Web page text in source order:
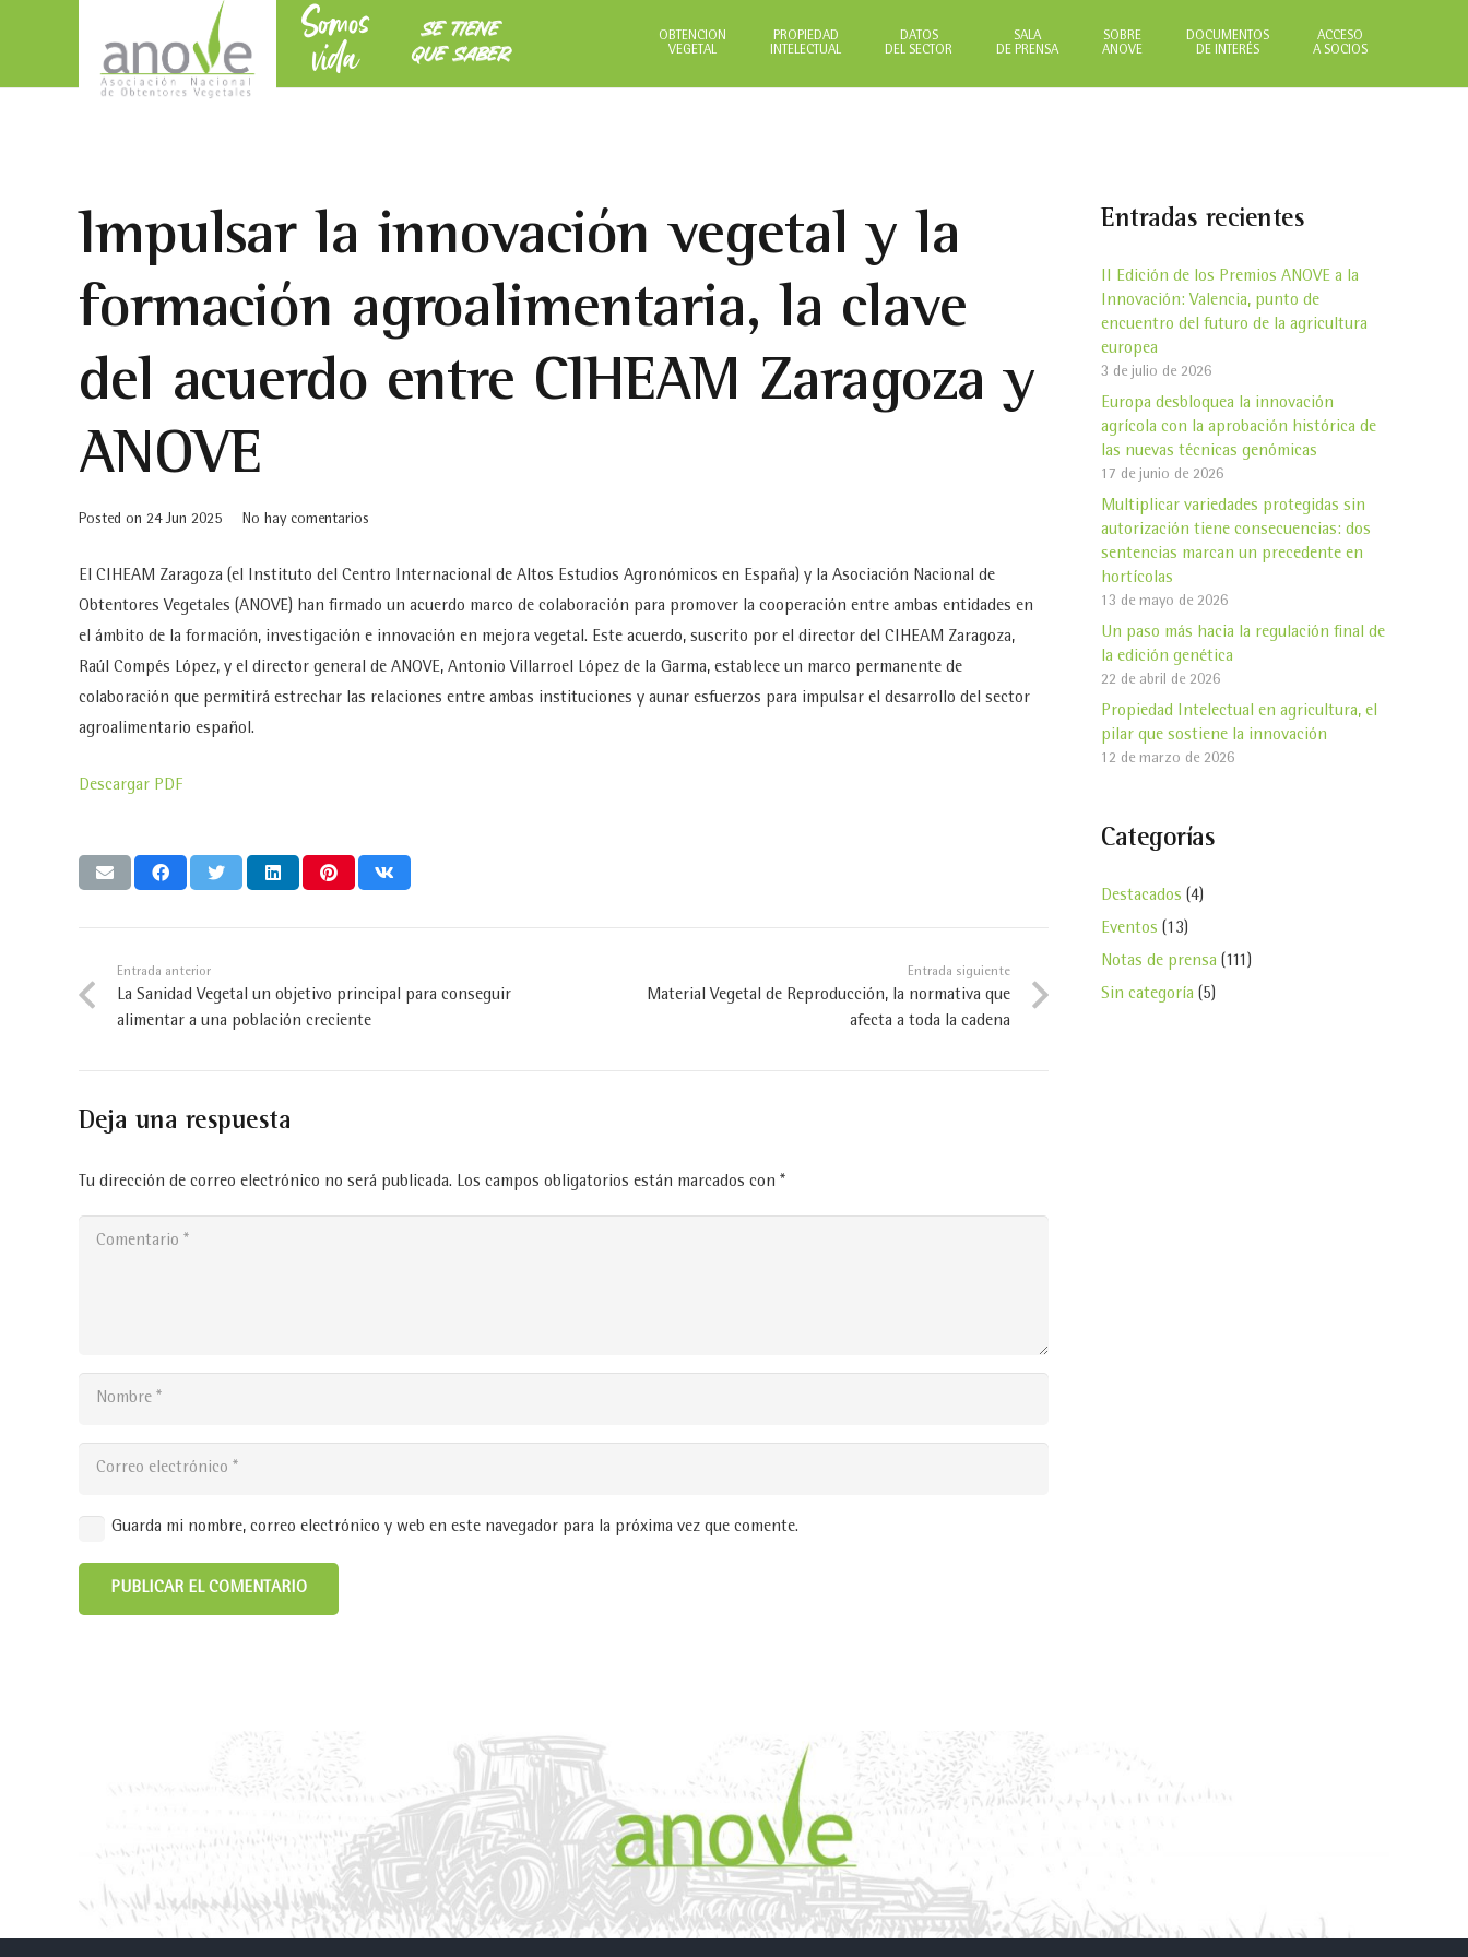
Somos
vida
SE TIENE
QUE SABER
OBTENCIÓN
VEGETAL
PROPIEDAD
INTELECTUAL
DATOS
DEL SECTOR
SALA
DE PRENSA
SOBRE
ANOVE
DOCUMENTOS
DE INTERÉS
ACCESO
A SOCIOS
Impulsar la innovación vegetal y la
formación agroalimentaria, la clave
del acuerdo entre CIHEAM Zaragoza y
ANOVE
Posted on 24 Jun 2025 No hay comentarios
El CIHEAM Zaragoza (el Instituto del Centro Internacional de Altos Estudios Agronómicos en España) y la Asociación Nacional de
Obtentores Vegetales (ANOVE) han firmado un acuerdo marco de colaboración para promover la cooperación entre ambas entidades en
el ámbito de la formación, investigación e innovación en mejora vegetal. Este acuerdo, suscrito por el director del CIHEAM Zaragoza,
Raúl Compés López, y el director general de ANOVE, Antonio Villarroel López de la Garma, establece un marco permanente de
colaboración que permitirá estrechar las relaciones entre ambas instituciones y aunar esfuerzos para impulsar el desarrollo del sector
agroalimentario español.
Descargar PDF
Entrada anterior
La Sanidad Vegetal un objetivo principal para conseguir
alimentar a una población creciente
Entrada siguiente
Material Vegetal de Reproducción, la normativa que
afecta a toda la cadena
Deja una respuesta
Tu dirección de correo electrónico no será publicada. Los campos obligatorios están marcados con *
Guarda mi nombre, correo electrónico y web en este navegador para la próxima vez que comente.
PUBLICAR EL COMENTARIO
Entradas recientes
II Edición de los Premios ANOVE a la
Innovación: Valencia, punto de
encuentro del futuro de la agricultura
europea
3 de julio de 2026
Europa desbloquea la innovación
agrícola con la aprobación histórica de
las nuevas técnicas genómicas
17 de junio de 2026
Multiplicar variedades protegidas sin
autorización tiene consecuencias: dos
sentencias marcan un precedente en
hortícolas
13 de mayo de 2026
Un paso más hacia la regulación final de
la edición genética
22 de abril de 2026
Propiedad Intelectual en agricultura, el
pilar que sostiene la innovación
12 de marzo de 2026
Categorías
Destacados (4)
Eventos (13)
Notas de prensa (111)
Sin categoría (5)